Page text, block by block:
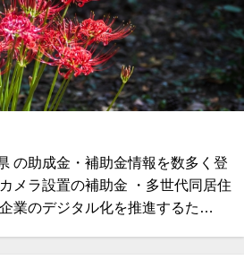
の助成金・補助金情報を数多く登
メラ設置の補助金 ・多世代同居住
業のデジタル化を推進するた…